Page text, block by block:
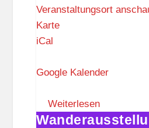
Veranstaltungsort
KarteF
u
S
t
iCal
Google Kalender
Weiterlesen
Wanderausstellung